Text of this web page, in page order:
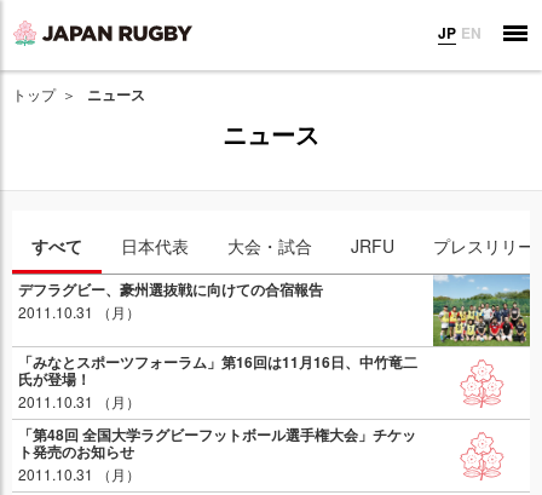
JP EN
トップ ニュース
ニュース
すべて 日本代表 大会・試合 JRFU プレスリリー
デフラグビー、豪州選抜戦に向けての合宿報告
2011.10.31 （月）
「みなとスポーツフォーラム」第16回は11月16日、中竹竜二
氏が登場！
2011.10.31 （月）
「第48回 全国大学ラグビーフットボール選手権大会」チケッ
ト発売のお知らせ
2011.10.31 （月）